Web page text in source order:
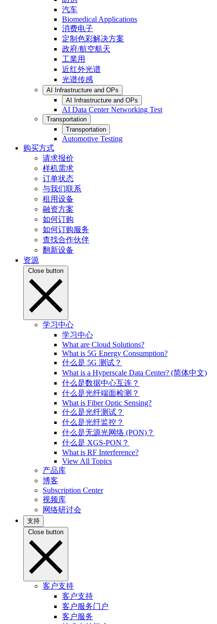
汽车
Biomedical Applications
消费电子
定制色彩解决方案
政府/航空航天
工業用
近红外光谱
光谱传感
AI Infrastructure and OPs
AI Infrastructure and OPs
AI Data Center Networking Test
Transportation
Transportation
Automotive Testing
购买方式
请求报价
样机需求
订单状态
与我们联系
租用设备
融资方案
如何订购
如何订购服务
查找合作伙伴
翻新设备
资源
Close button
学习中心
学习中心
What are Cloud Solutions?
What is 5G Energy Consumption?
什么是 5G 测试？
What is a Hyperscale Data Center? (简体中文)
什么是数据中心互连？
什么是光纤端面检测？
What is Fiber Optic Sensing?
什么是光纤测试？
什么是光纤监控？
什么是无源光网络 (PON)？
什么是 XGS-PON？
What is RF Interference?
View All Topics
产品库
博客
Subscription Center
视频库
网络研讨会
支持
Close button
客户支持
客户支持
客户服务门户
客户服务